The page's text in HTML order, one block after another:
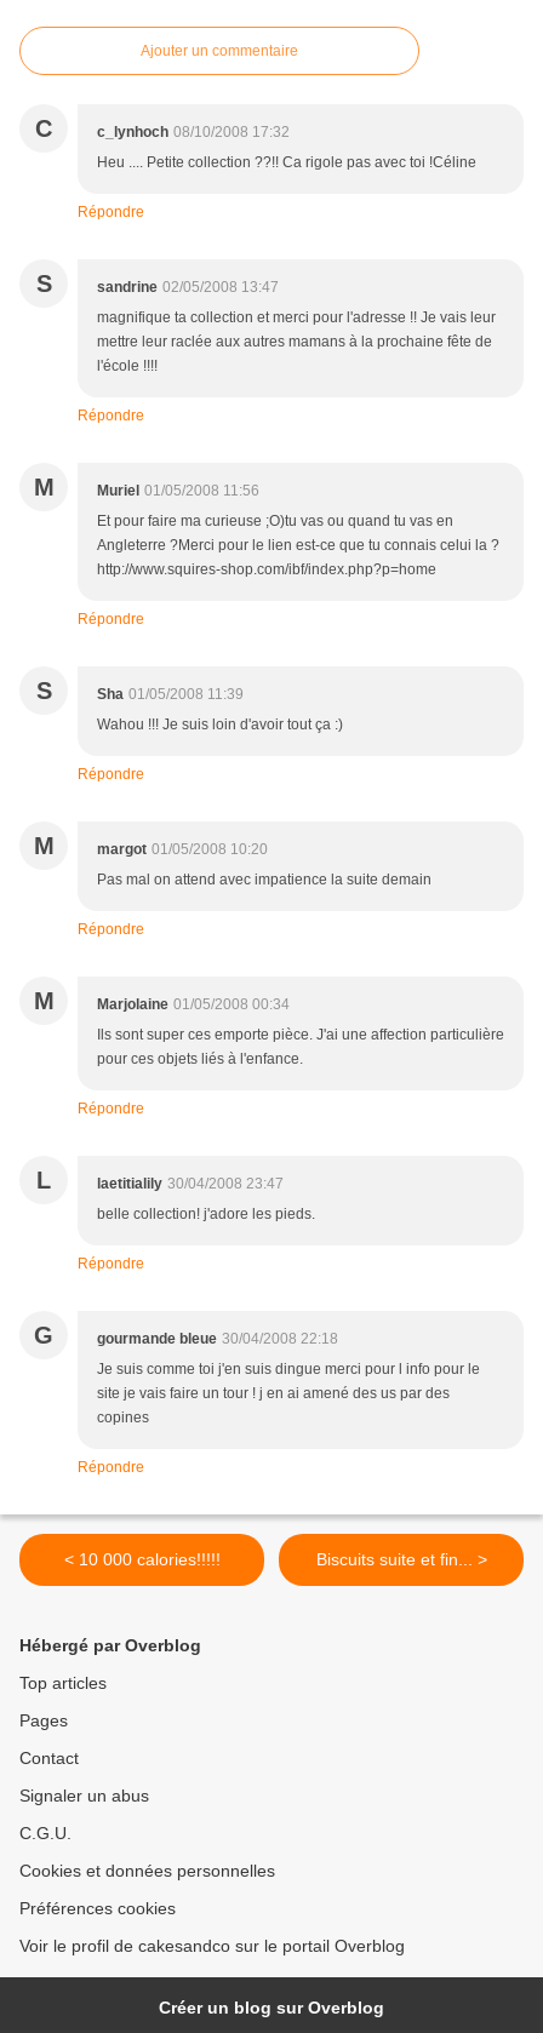
Ajouter un commentaire
C c_lynhoch 08/10/2008 17:32
Heu .... Petite collection ??!! Ca rigole pas avec toi !Céline
Répondre
S sandrine 02/05/2008 13:47
magnifique ta collection et merci pour l'adresse !! Je vais leur
mettre leur raclée aux autres mamans à la prochaine fête de
l'école !!!!
Répondre
M Muriel 01/05/2008 11:56
Et pour faire ma curieuse ;O)tu vas ou quand tu vas en
Angleterre ?Merci pour le lien est-ce que tu connais celui la ?
http://www.squires-shop.com/ibf/index.php?p=home
Répondre
S Sha 01/05/2008 11:39
Wahou !!! Je suis loin d'avoir tout ça :)
Répondre
M margot 01/05/2008 10:20
Pas mal on attend avec impatience la suite demain
Répondre
M Marjolaine 01/05/2008 00:34
Ils sont super ces emporte pièce. J'ai une affection particulière
pour ces objets liés à l'enfance.
Répondre
L laetitialily 30/04/2008 23:47
belle collection! j'adore les pieds.
Répondre
G gourmande bleue 30/04/2008 22:18
Je suis comme toi j'en suis dingue merci pour l info pour le
site je vais faire un tour ! j en ai amené des us par des
copines
Répondre
< 10 000 calories!!!!! Biscuits suite et fin... >
Hébergé par Overblog
Top articles
Pages
Contact
Signaler un abus
C.G.U.
Cookies et données personnelles
Préférences cookies
Voir le profil de cakesandco sur le portail Overblog
Créer un blog sur Overblog